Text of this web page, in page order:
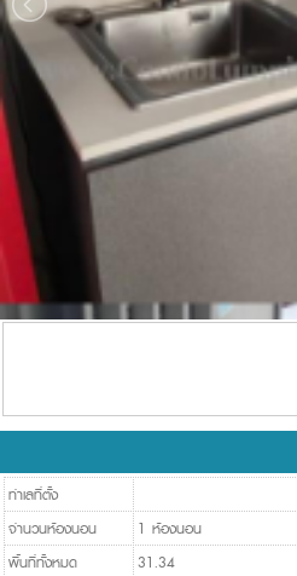
ทำเลที่ตั้ง
จำนวนห้องนอน
1 ห้องนอน
พื้นที่ทั้งหมด
31.34